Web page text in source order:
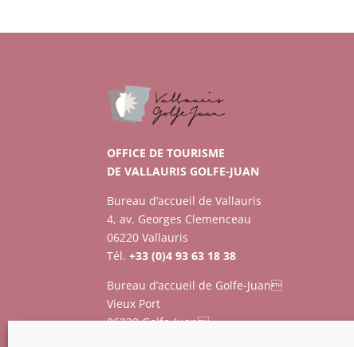
OFFICE DE TOURISME
DE VALLAURIS GOLFE-JUAN
Bureau d’accueil de Vallauris
4, av. Georges Clemenceau
06220 Vallauris
Tél.+33 (0)4 93 63 18 38
Bureau d’accueil de Golfe-Juan
Vieux Port
06220 Golfe-Juan